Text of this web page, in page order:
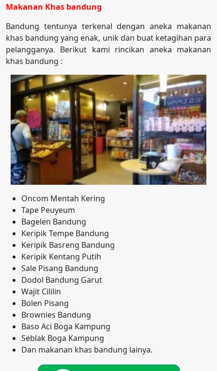
Makanan Khas bandung
Bandung tentunya terkenal dengan aneka makanan
khas bandung yang enak, unik dan buat ketagihan para
pelangganya. Berikut kami rincikan aneka makanan
khas bandung :
Oncom Mentah Kering
Tape Peuyeum
Bagelen Bandung
Keripik Tempe Bandung
Keripik Basreng Bandung
Keripik Kentang Putih
Sale Pisang Bandung
Dodol Bandung Garut
Wajit Cililin
Bolen Pisang
Brownies Bandung
Baso Aci Boga Kampung
Seblak Boga Kampung
Dan makanan khas bandung lainya.